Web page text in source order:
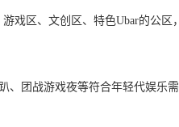
戏区、文创区、特色Ubar的公
团战游戏夜等符合年轻代娱乐